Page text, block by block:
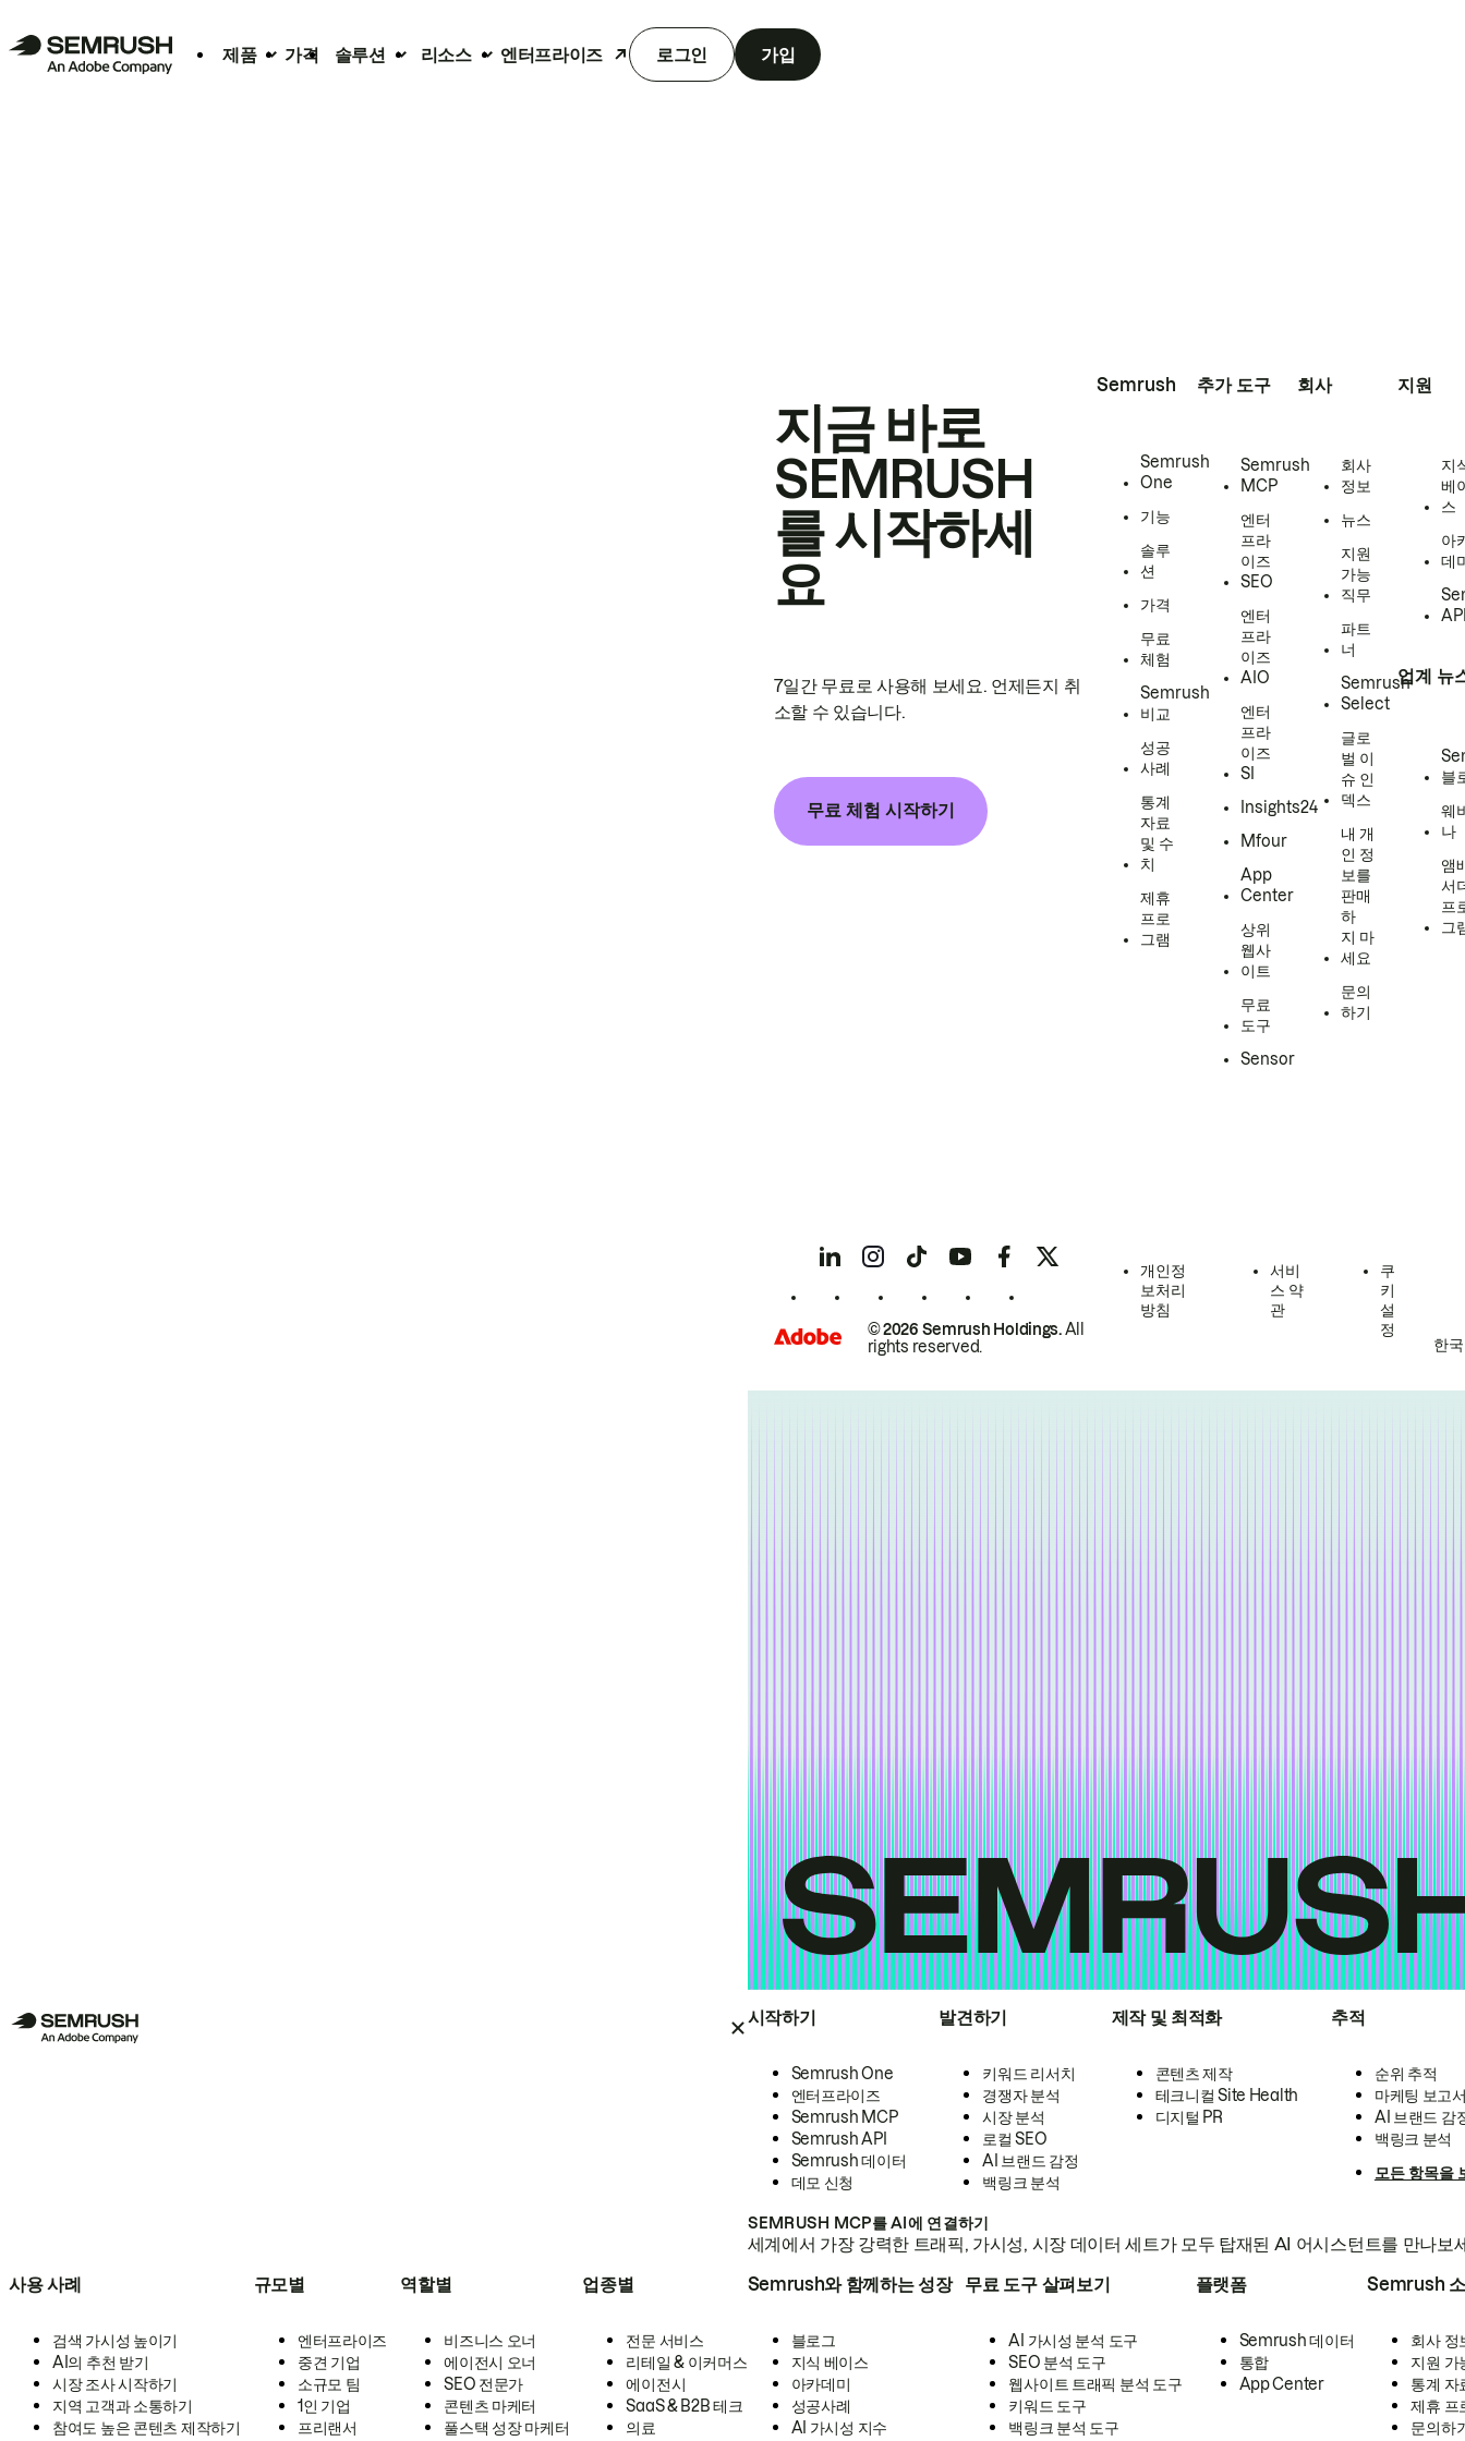
제품 가격 솔루션 리소스 엔터프라이즈 로그인 가입
시작하기
Semrush One
엔터프라이즈
Semrush MCP
Semrush API
Semrush 데이터
데모 신청
발견하기
키워드 리서치
경쟁자 분석
시장 분석
로컬 SEO
AI 브랜드 감정
백링크 분석
제작 및 최적화
콘텐츠 제작
테크니컬 Site Health
디지털 PR
추적
순위 추적
마케팅 보고
AI 브랜드 감
백링크 분석
모든 항목을
SEMRUSH MCP를 AI에 연결하기
세계에서 가장 강력한 트래픽, 가시성, 시장 데이터 세트가 모두 탑재된 AI 어시스턴트를 만나보
사용 사례
검색 가시성 높이기
AI의 추천 받기
시장 조사 시작하기
지역 고객과 소통하기
참여도 높은 콘텐츠 제작하기
규모별
엔터프라이즈
중견 기업
소규모 팀
1인 기업
프리랜서
역할별
비즈니스 오너
에이전시 오너
SEO 전문가
콘텐츠 마케터
풀스택 성장 마케터
업종별
전문 서비스
리테일 & 이커머스
에이전시
SaaS & B2B 테크
의료
Semrush와 함께하는 성장
블로그
지식 베이스
아카데미
성공사례
AI 가시성 지수
무료 도구 살펴보기
AI 가시성 분석 도구
SEO 분석 도구
웹사이트 트래픽 분석 도구
키워드 도구
백링크 분석 도구
플랫폼
Semrush 데이터
통합
App Center
Semrush
회사 정
지원 가
통계 자
제휴 프
문의하
지금 바로
SEMRUSH
를 시작하세
요
7일간 무료로 사용해 보세요. 언제든지 취
소할 수 있습니다.
무료 체험 시작하기
Semrush
Semrush
One
기능
솔루
션
가격
무료
체험
Semrush
비교
성공
사례
통계
자료
및 수
치
제휴
프로
그램
추가 도구
Semrush
MCP
엔터
프라
이즈
SEO
엔터
프라
이즈
AIO
엔터
프라
이즈
SI
Insights24
Mfour
App
Center
상위
웹사
이트
무료
도구
Sensor
회사
회사
정보
뉴스
지원
가능
직무
파트
너
Semrush
Select
글로
벌 이
슈 인
덱스
내 개
인 정
보를
판매
하
지 마
세요
문의
하기
지원
지
베
스
아
데
업계 뉴
블
웨
나
앰
서
프
그
© 2026 Semrush Holdings.All
rights reserved.
개인정
보처리
방침
서비
스 약
관
쿠
키
설
정
한